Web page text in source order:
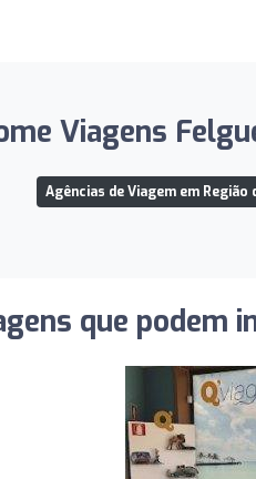
Viagens
Agências de Viagem em Região
que podem